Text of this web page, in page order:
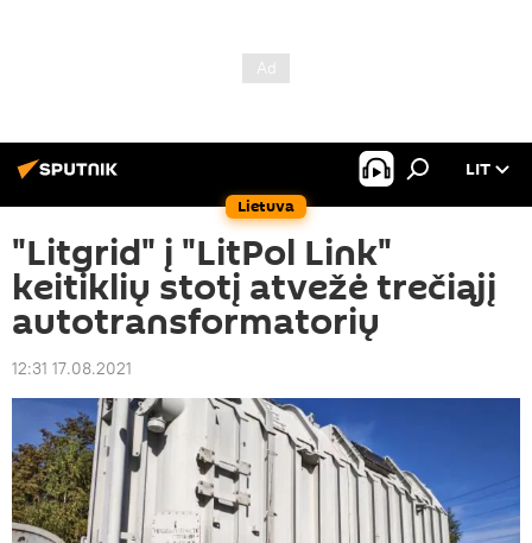
Lietuva
LIT
"Litgrid" į "LitPol Link"
keitiklių stotį atvežė trečiąjį
autotransformatorių
12:31 17.08.2021